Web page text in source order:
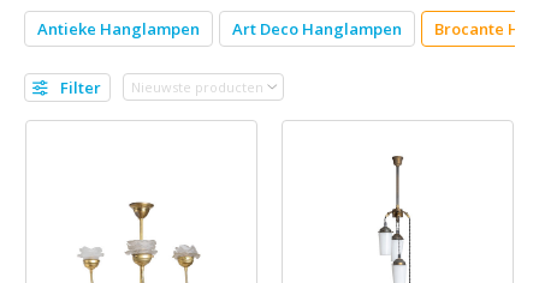
Antieke Hanglampen Art Deco Hanglampen Brocante
Filter